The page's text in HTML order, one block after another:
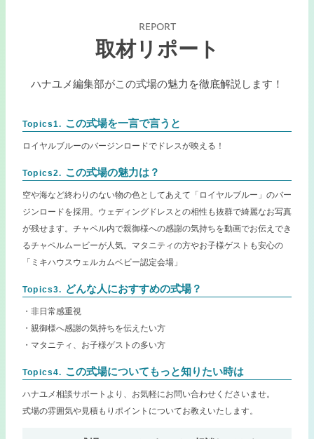
REPORT
取材リポート
ハナユメ編集部がこの式場の魅力を徹底解説します！
Topics1. この式場を一言で言うと
ロイヤルブルーのバージンロードでドレスが映える！
Topics2. この式場の魅力は？
空や海など終わりのない物の色としてあえて「ロイヤルブルー」のバー
ジンロードを採用。ウェディングドレスとの相性も抜群で綺麗なお写真
が残せます。チャペル内で親御様への感謝の気持ちを動画でお伝えでき
るチャペルムービーが人気。マタニティの方やお子様ゲストも安心の
「ミキハウスウェルカムベビー認定会場」
Topics3. どんな人におすすめの式場？
・非日常感重視
・親御様へ感謝の気持ちを伝えたい方
・マタニティ、お子様ゲストの多い方
Topics4. この式場についてもっと知りたい時は
ハナユメ相談サポートより、お気軽にお問い合わせくださいませ。
式場の雰囲気や見積もりポイントについてお教えいたします。